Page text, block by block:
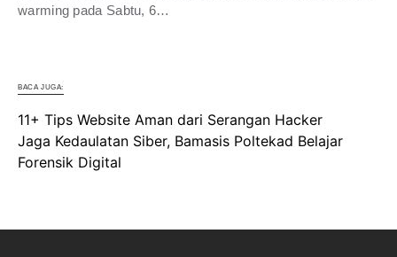
warming pada Sabtu, 6…
BACA JUGA:
11+ Tips Website Aman dari Serangan Hacker
Jaga Kedaulatan Siber, Bamasis Poltekad Belajar
Forensik Digital